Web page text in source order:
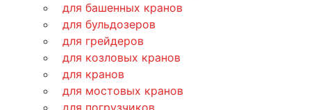
для башенных кранов
для бульдозеров
для грейдеров
для козловых кранов
для кранов
для мостовых кранов
для погрузчиков